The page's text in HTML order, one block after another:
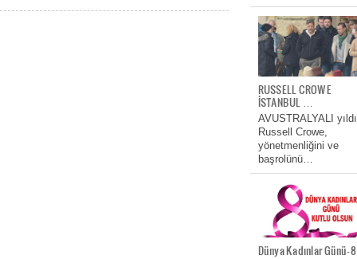
RUSSELL CROWE
İSTANBUL …
AVUSTRALYALI
Russell Crowe,
yönetmenliğini ve
başrolünü…
Dünya Kadınlar Günü- 8